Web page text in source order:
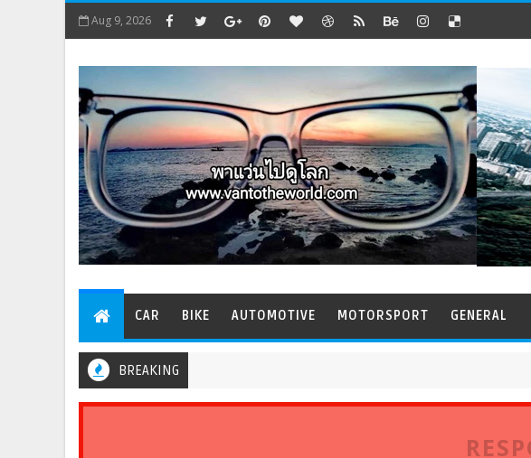
Aug 9, 2026
CAR BIKE AUTOMOTIVE MOTORSPORT GENERAL
BREAKING